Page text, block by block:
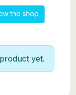
the shop
yet.